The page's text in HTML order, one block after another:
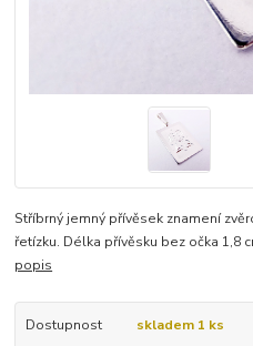
Stříbrný jemný přívěsek znamení
řetízku. Délka přívěsku bez očka 1,8
popis
Dostupnost skladem 1 ks